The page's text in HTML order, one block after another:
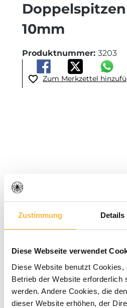
Zustimmung Details
Diese Webseite verwendet
Diese Website benutzt
Betrieb der Website erforderlich
werden. Andere Cookies, die
dieser Website erhöhen, der
10mm
Produktnummer: 3203
Zum Merkzettel
5,60 €*